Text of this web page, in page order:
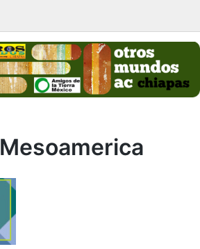
Mesoamerica